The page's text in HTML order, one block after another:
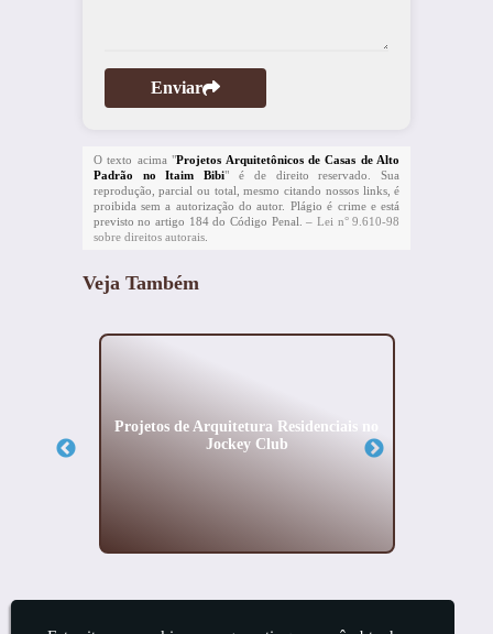
Enviar
O texto acima "Projetos Arquitetônicos de Casas de Alto
Padrão no Itaim Bibi" é de direito reservado. Sua
reprodução, parcial ou total, mesmo citando nossos links, é
proibida sem a autorização do autor. Plágio é crime e está
previsto no artigo 184 do Código Penal. – Lei n° 9.610-98
sobre direitos autorais.
Veja Também
Projetos de Arquitetura Residenciais no
Jockey Club